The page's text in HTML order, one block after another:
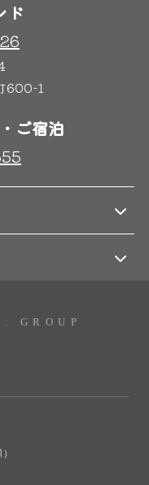
ド
600-1
ご宿泊
GROUP